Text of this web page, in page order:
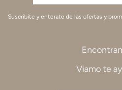
Suscribite y enterate de las ofertas y
Viamo te